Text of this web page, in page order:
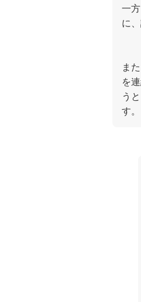
一
に
ま
を
う
す。